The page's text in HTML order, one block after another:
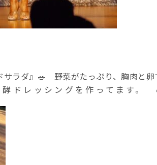
ラダ』🥗 野菜がたっぷり、胸肉と
ドレッシングを作ってます。